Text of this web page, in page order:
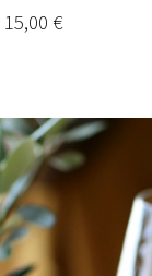
15,00 €